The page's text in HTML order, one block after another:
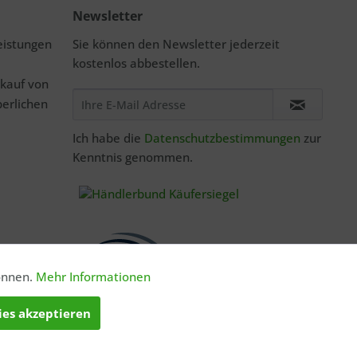
von
Newsletter
Sie können den Newsletter jederzeit
kostenlos abbestellen.
Ich habe die Datenschutzbestimmungen zur
Kenntnis genommen.
Mehr Informationen
akzeptieren